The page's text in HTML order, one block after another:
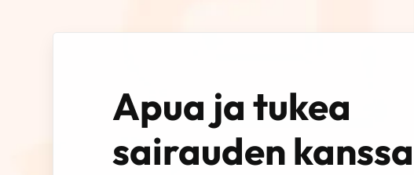
Apua ja tukea
sairauden kanssa